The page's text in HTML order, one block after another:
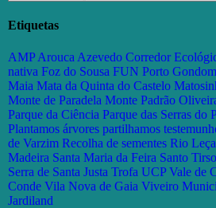
Etiquetas
AMP Arouca Azevedo Corredor
nativa Foz do Sousa FUN Porto
Maia Mata da Quinta do Castelo
Monte de Paradela Monte Padrão
Parque da Ciência Parque das Serras do
Plantamos árvores partilhamos
de Varzim Recolha de sementes Rio Leça
Madeira Santa Maria da Feira Santo Tirso
Serra de Santa Justa Trofa UCP Vale de
Conde Vila Nova de Gaia Viveiro
Jardiland